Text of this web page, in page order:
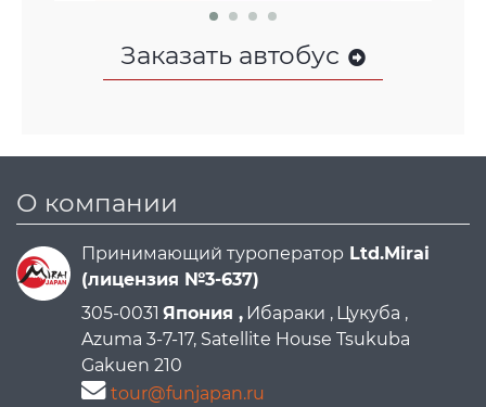
Заказать автобус
О компании
Принимающий туроператор Ltd.Mirai
(лицензия №3-637)
305-0031 Япония , Ибараки , Цукуба ,
Azuma 3-7-17, Satellite House Tsukuba
Gakuen 210
tour@funjapan.ru